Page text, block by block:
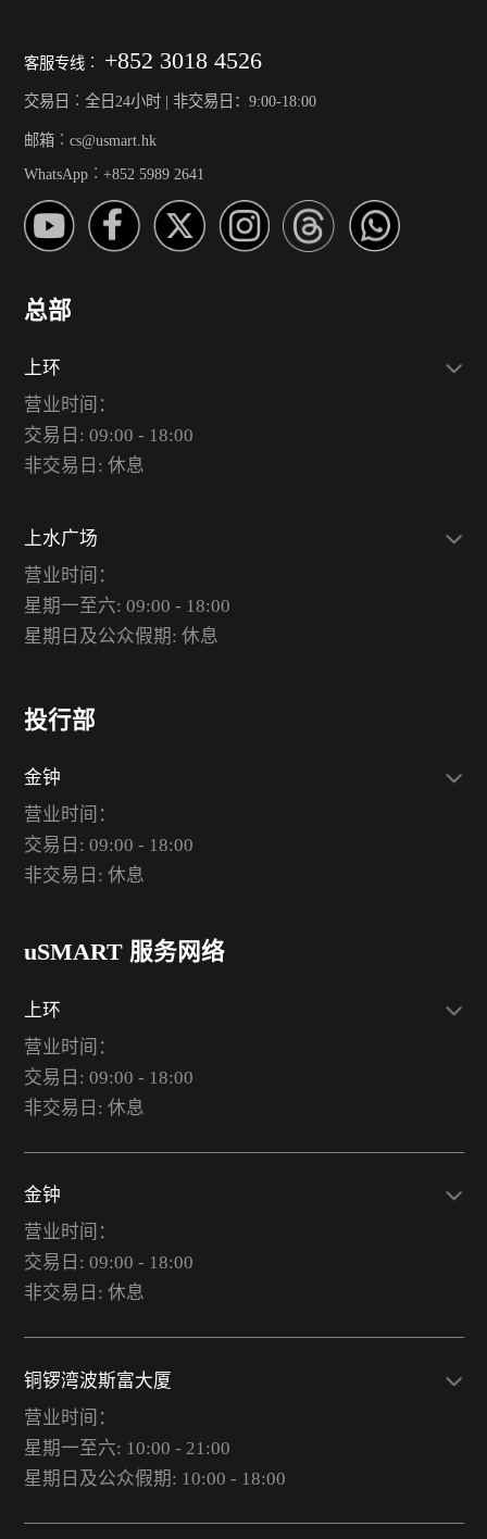
客服专线︰ +852 3018 4526
交易日︰全日24小时 | 非交易日：9:00-18:00
邮箱︰cs@usmart.hk
WhatsApp︰+852 5989 2641
总部
上环
营业时间：
交易日: 09:00 - 18:00
非交易日: 休息
上水广场
营业时间：
星期一至六: 09:00 - 18:00
星期日及公众假期: 休息
投行部
金钟
营业时间：
交易日: 09:00 - 18:00
非交易日: 休息
uSMART 服务网络
上环
营业时间：
交易日: 09:00 - 18:00
非交易日: 休息
金钟
营业时间：
交易日: 09:00 - 18:00
非交易日: 休息
铜锣湾波斯富大厦
营业时间：
星期一至六: 10:00 - 21:00
星期日及公众假期: 10:00 - 18:00